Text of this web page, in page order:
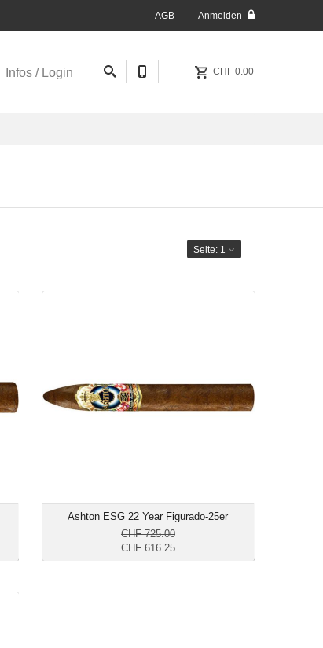
AGB Anmelden
CHF 0.00
Infos / Login
Seite: 1
Ashton ESG 22 Year Figurado-25er
CHF 725.00
CHF 616.25
Länge: 15.2
mittelkräftig bis kräftig